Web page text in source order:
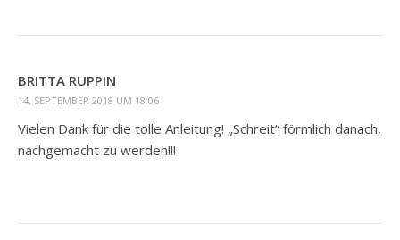
BRITTA RUPPIN
14. SEPTEMBER 2018 UM 18:06
Vielen Dank für die tolle Anleitung! „Schreit“ förmlich danach,
nachgemacht zu werden!!!